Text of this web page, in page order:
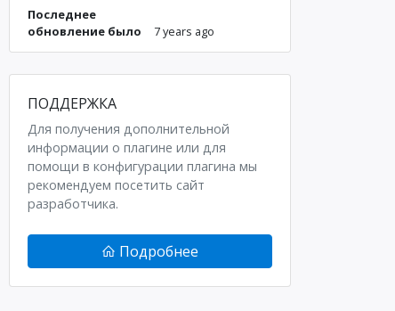
Последнее
обновление было
7 years ago
ПОДДЕРЖКА
Для получения дополнительной
информации о плагине или для
помощи в конфигурации плагина мы
рекомендуем посетить сайт
разработчика.
Подробнее